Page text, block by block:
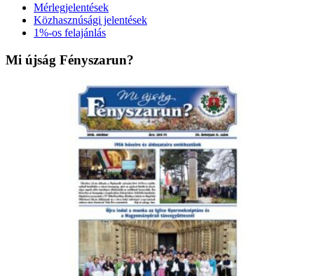
Mérlegjelentések
Közhasznúsági jelentések
1%-os felajánlás
Mi újság Fényszarun?